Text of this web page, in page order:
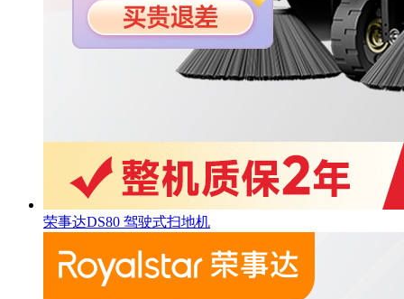
荣事达DS80 驾驶式扫地机